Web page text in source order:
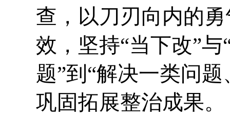
查，以刀刃向内的
效，坚持“当下改”
题”到“解决一类问
巩固拓展整治成果。